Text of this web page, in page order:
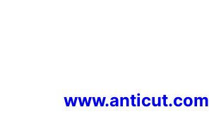
www.anticut.com